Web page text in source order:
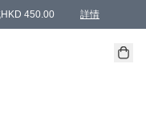
450.00 詳情
products, members can
的送貨方式 )